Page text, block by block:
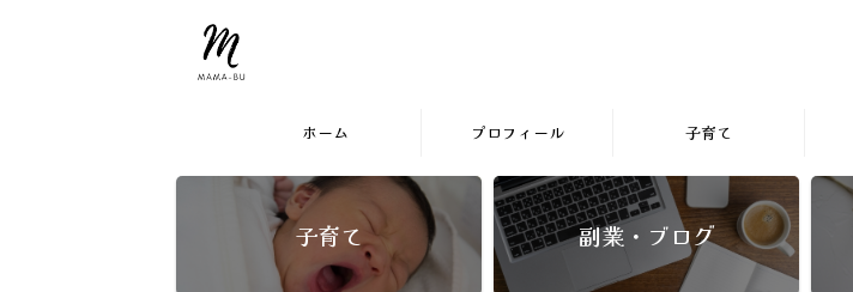
ホーム プロフィール 子育て
子育て 副業・ブログ